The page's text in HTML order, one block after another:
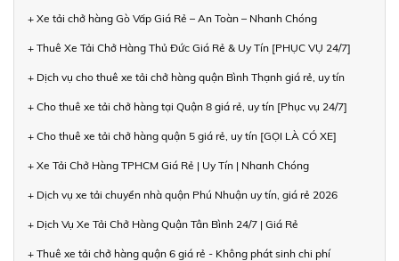
+ Xe tải chở hàng Gò Vấp Giá Rẻ – An Toàn – Nhanh Chóng
+ Thuê Xe Tải Chở Hàng Thủ Đức Giá Rẻ & Uy Tín [PHỤC VỤ 24/7]
+ Dịch vụ cho thuê xe tải chở hàng quận Bình Thạnh giá rẻ, uy tín
+ Cho thuê xe tải chở hàng tại Quận 8 giá rẻ, uy tín [Phục vụ 24/7]
+ Cho thuê xe tải chở hàng quận 5 giá rẻ, uy tín [GỌI LÀ CÓ XE]
+ Xe Tải Chở Hàng TPHCM Giá Rẻ | Uy Tín | Nhanh Chóng
+ Dịch vụ xe tải chuyển nhà quận Phú Nhuận uy tín, giá rẻ 2026
+ Dịch Vụ Xe Tải Chở Hàng Quận Tân Bình 24/7 | Giá Rẻ
+ Thuê xe tải chở hàng quận 6 giá rẻ - Không phát sinh chi phí